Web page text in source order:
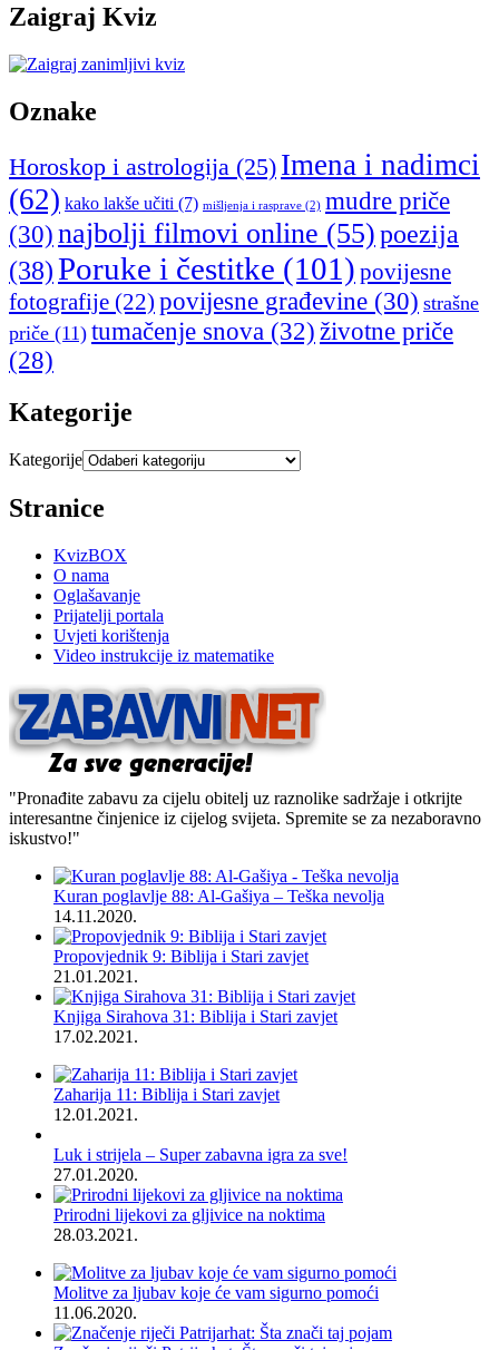
Zaigraj Kviz
Oznake
Horoskop i astrologija (25) Imena i nadimci
(62) kako lakše učiti (7) mišljenja i rasprave (2) mudre priče
(30) najbolji filmovi online (55)poezija
(38)Poruke i čestitke (101) povijesne
fotografije (22) povijesne građevine (30) strašne
priče (11) tumačenje snova (32) životne priče
(28)
Kategorije
Kategorije
Stranice
KvizBOX
O nama
Oglašavanje
Prijatelji portala
Uvjeti korištenja
Video instrukcije iz matematike
"Pronađite zabavu za cijelu obitelj uz raznolike sadržaje i otkrijte
interesantne činjenice iz cijelog svijeta. Spremite se za nezaboravno
iskustvo!"
Kuran poglavlje 88: Al-Gašiya – Teška nevolja
14.11.2020.
Propovjednik 9: Biblija i Stari zavjet
21.01.2021.
Knjiga Sirahova 31: Biblija i Stari zavjet
17.02.2021.
Zaharija 11: Biblija i Stari zavjet
12.01.2021.
Luk i strijela – Super zabavna igra za sve!
27.01.2020.
Prirodni lijekovi za gljivice na noktima
28.03.2021.
Molitve za ljubav koje će vam sigurno pomoći
11.06.2020.